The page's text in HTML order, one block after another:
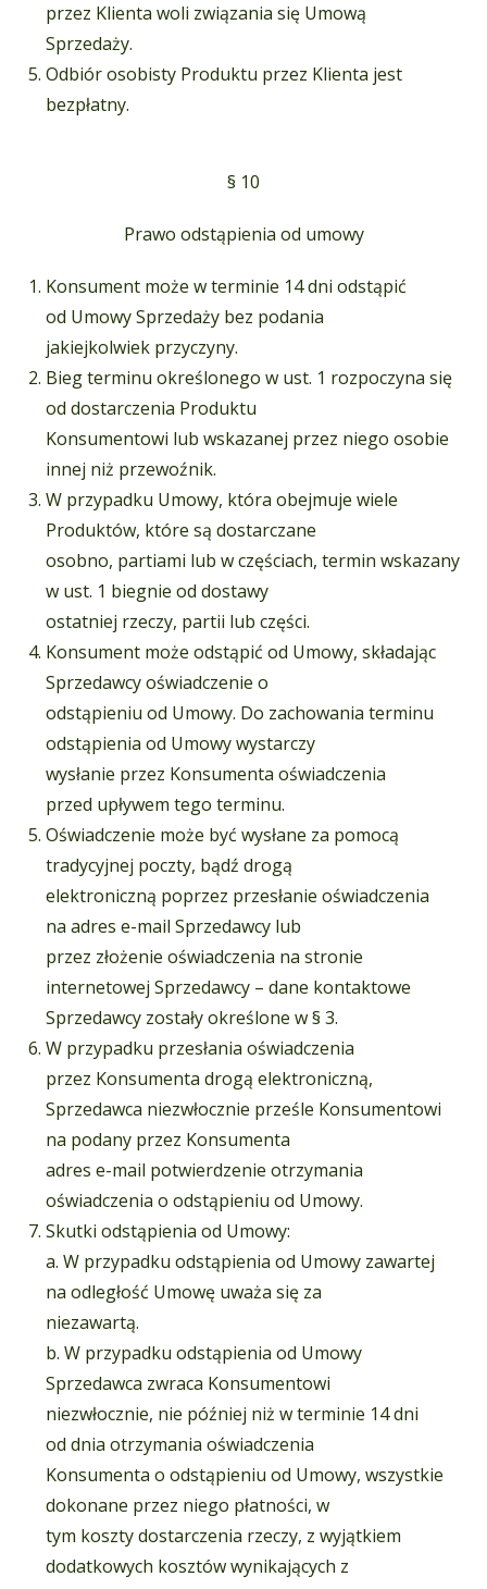
przez Klienta woli związania się Umową
Sprzedaży.
Odbiór osobisty Produktu przez Klienta jest
bezpłatny.
§ 10
Prawo odstąpienia od umowy
Konsument może w terminie 14 dni odstąpić
od Umowy Sprzedaży bez podania
jakiejkolwiek przyczyny.
Bieg terminu określonego w ust. 1 rozpoczyna się
od dostarczenia Produktu
Konsumentowi lub wskazanej przez niego osobie
innej niż przewoźnik.
W przypadku Umowy, która obejmuje wiele
Produktów, które są dostarczane
osobno, partiami lub w częściach, termin wskazany
w ust. 1 biegnie od dostawy
ostatniej rzeczy, partii lub części.
Konsument może odstąpić od Umowy, składając
Sprzedawcy oświadczenie o
odstąpieniu od Umowy. Do zachowania terminu
odstąpienia od Umowy wystarczy
wysłanie przez Konsumenta oświadczenia
przed upływem tego terminu.
Oświadczenie może być wysłane za pomocą
tradycyjnej poczty, bądź drogą
elektroniczną poprzez przesłanie oświadczenia
na adres e-mail Sprzedawcy lub
przez złożenie oświadczenia na stronie
internetowej Sprzedawcy – dane kontaktowe
Sprzedawcy zostały określone w § 3.
W przypadku przesłania oświadczenia
przez Konsumenta drogą elektroniczną,
Sprzedawca niezwłocznie prześle Konsumentowi
na podany przez Konsumenta
adres e-mail potwierdzenie otrzymania
oświadczenia o odstąpieniu od Umowy.
Skutki odstąpienia od Umowy:
a. W przypadku odstąpienia od Umowy zawartej
na odległość Umowę uważa się za
niezawartą.
b. W przypadku odstąpienia od Umowy
Sprzedawca zwraca Konsumentowi
niezwłocznie, nie później niż w terminie 14 dni
od dnia otrzymania oświadczenia
Konsumenta o odstąpieniu od Umowy, wszystkie
dokonane przez niego płatności, w
tym koszty dostarczenia rzeczy, z wyjątkiem
dodatkowych kosztów wynikających z